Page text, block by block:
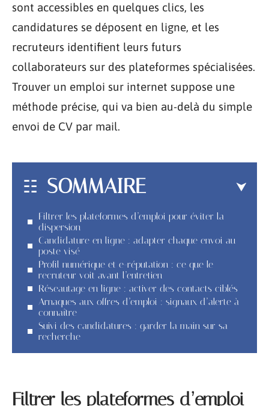
sont accessibles en quelques clics, les
candidatures se déposent en ligne, et les
recruteurs identifient leurs futurs
collaborateurs sur des plateformes spécialisées.
Trouver un emploi sur internet suppose une
méthode précise, qui va bien au-delà du simple
envoi de CV par mail.
SOMMAIRE
Filtrer les plateformes d’emploi pour éviter la
dispersion
Candidature en ligne : adapter chaque envoi au
poste visé
Profil numérique et e-réputation : ce que le
recruteur voit avant l’entretien
Réseautage en ligne : activer des contacts ciblés
Arnaques aux offres d’emploi : signaux d’alerte à
connaître
Suivi des candidatures : garder la main sur sa
recherche
Filtrer les plateformes d’emploi